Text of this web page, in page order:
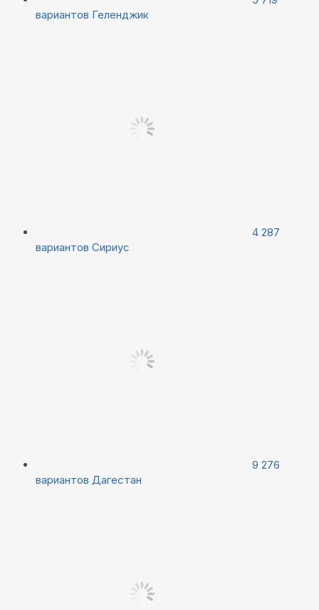
вариантов Геленджик
4 287
вариантов Сириус
9 276
вариантов Дагестан